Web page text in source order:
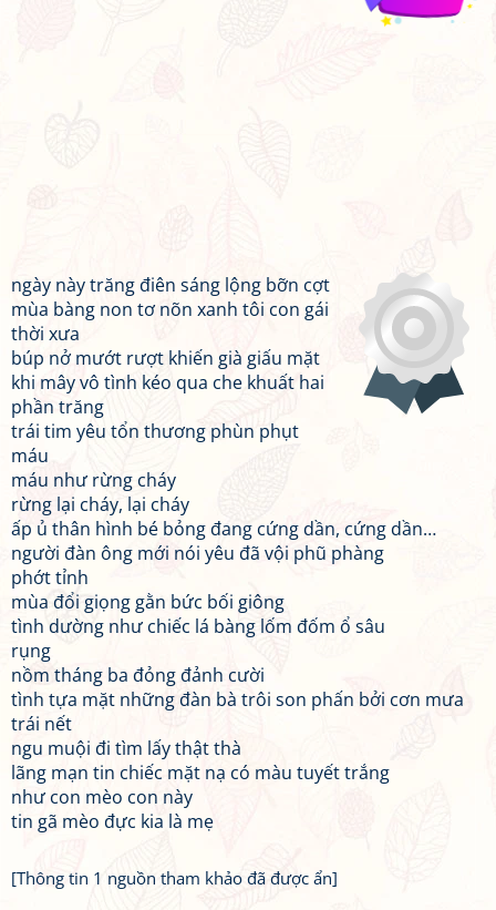
ngày này trăng điên sáng lộng bỡn cợt
mùa bàng non tơ nõn xanh tôi con gái
thời xưa
búp nở mướt rượt khiến già giấu mặt
khi mây vô tình kéo qua che khuất hai
phần trăng
trái tim yêu tổn thương phùn phụt
máu
máu như rừng cháy
rừng lại cháy, lại cháy
ấp ủ thân hình bé bỏng đang cứng dần, cứng dần…
người đàn ông mới nói yêu đã vội phũ phàng
phớt tỉnh
mùa đổi giọng gằn bức bối giông
tình dường như chiếc lá bàng lốm đốm ổ sâu
rụng
nồm tháng ba đỏng đảnh cười
tình tựa mặt những đàn bà trôi son phấn bởi cơn mưa
trái nết
ngu muội đi tìm lấy thật thà
lãng mạn tin chiếc mặt nạ có màu tuyết trắng
như con mèo con này
tin gã mèo đực kia là mẹ
[Thông tin 1 nguồn tham khảo đã được ẩn]